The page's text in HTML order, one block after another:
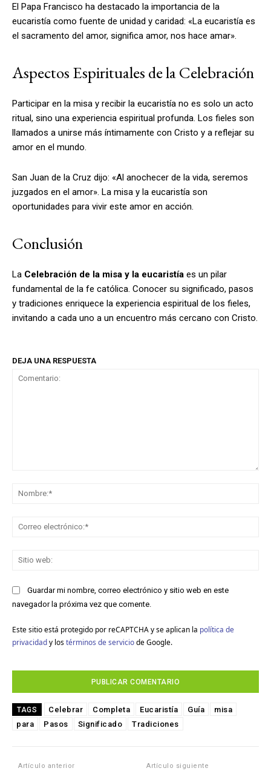
El Papa Francisco ha destacado la importancia de la
eucaristía como fuente de unidad y caridad: «La eucaristía es
el sacramento del amor, significa amor, nos hace amar».
Aspectos Espirituales de la Celebración
Participar en la misa y recibir la eucaristía no es solo un acto
ritual, sino una experiencia espiritual profunda. Los fieles son
llamados a unirse más íntimamente con Cristo y a reflejar su
amor en el mundo.
San Juan de la Cruz dijo: «Al anochecer de la vida, seremos
juzgados en el amor». La misa y la eucaristía son
oportunidades para vivir este amor en acción.
Conclusión
La Celebración de la misa y la eucaristía es un pilar
fundamental de la fe católica. Conocer su significado, pasos
y tradiciones enriquece la experiencia espiritual de los fieles,
invitando a cada uno a un encuentro más cercano con Cristo.
DEJA UNA RESPUESTA
Guardar mi nombre, correo electrónico y sitio web en este
navegador la próxima vez que comente.
Este sitio está protegido por reCAPTCHA y se aplican la política de
privacidady los términos de serviciode Google.
TAGS Celebrar Completa Eucaristía Guía
misa
para
Pasos Significado Tradiciones
Artículo anterior Artículo siguiente